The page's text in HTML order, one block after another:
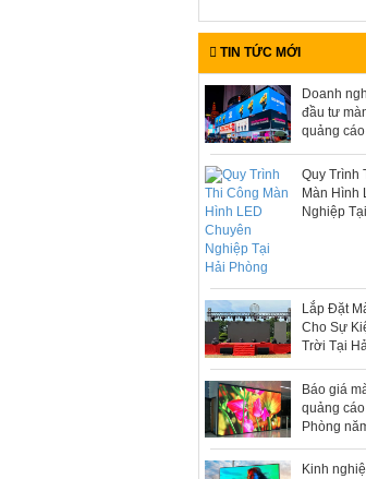
TIN TỨC MỚI
Doanh
đầu tư
quảng
Quy Trình
Màn Hình
Nghiệp
Lắp Đặt
Cho Sự
Trời Tại
Báo giá
quảng
Phòng
Kinh